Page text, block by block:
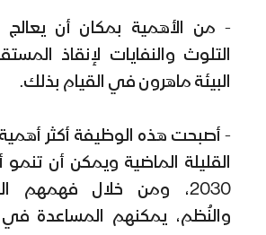
- من الأهمية بمكان أن يعالج
التلوث والنفايات لإنقاذ
البيئة ماهرون في القيام بذلك.
- أصبحت هذه الوظيفة أكثر
القليلة الماضية ويمكن أن تنمو
2030، ومن خلال فهمهم
والنُظم، يمكنهم المساعدة